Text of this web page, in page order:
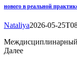
нового в реальной
Nataliya2026-05-
Междисциплинарный
Далее